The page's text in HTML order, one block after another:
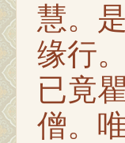
慧。
缘行
已竟
僧。